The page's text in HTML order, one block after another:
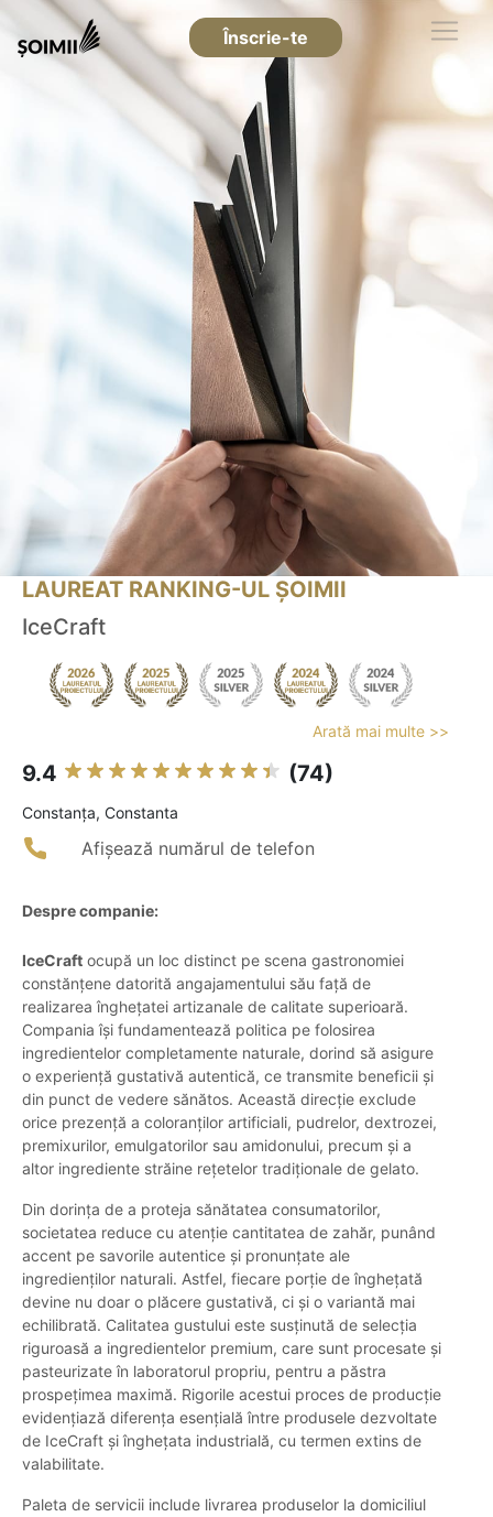
Înscrie-te
LAUREAT RANKING-UL ȘOIMII
IceCraft
Arată mai multe >>
9.4 (74)
Constanţa, Constanta
Afișează numărul de telefon
Despre companie:
IceCraft ocupă un loc distinct pe scena gastronomiei
constănțene datorită angajamentului său față de
realizarea înghețatei artizanale de calitate superioară.
Compania își fundamentează politica pe folosirea
ingredientelor completamente naturale, dorind să asigure
o experiență gustativă autentică, ce transmite beneficii și
din punct de vedere sănătos. Această direcție exclude
orice prezență a coloranților artificiali, pudrelor, dextrozei,
premixurilor, emulgatorilor sau amidonului, precum și a
altor ingrediente străine rețetelor tradiționale de gelato.
Din dorința de a proteja sănătatea consumatorilor,
societatea reduce cu atenție cantitatea de zahăr, punând
accent pe savorile autentice și pronunțate ale
ingredienților naturali. Astfel, fiecare porție de înghețată
devine nu doar o plăcere gustativă, ci și o variantă mai
echilibrată. Calitatea gustului este susținută de selecția
riguroasă a ingredientelor premium, care sunt procesate și
pasteurizate în laboratorul propriu, pentru a păstra
prospețimea maximă. Rigorile acestui proces de producție
evidențiază diferența esențială între produsele dezvoltate
de IceCraft și înghețata industrială, cu termen extins de
valabilitate.
Paleta de servicii include livrarea produselor la domiciliul